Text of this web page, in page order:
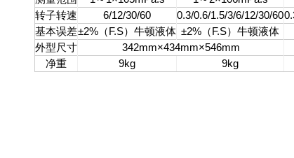
转子转速
6/12/30/60 0.3/0.6/1.5/3/6/12/30/60
基本误差±2%（F.S）牛顿液体 ±2%（F.S）牛顿液体
外型尺寸
342mm×434mm×546mm
净重
9kg 9kg